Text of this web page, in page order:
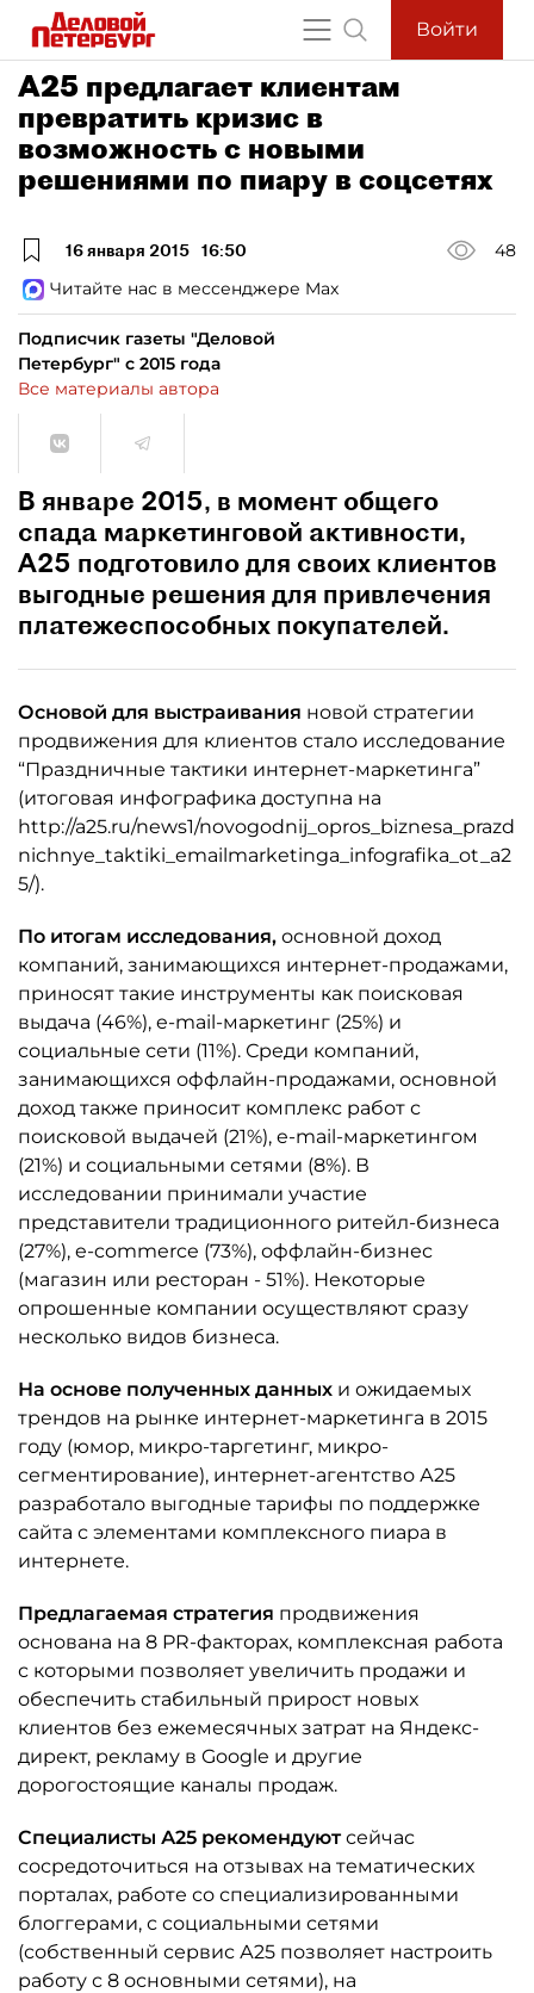
Войти
А25 предлагает клиентам
превратить кризис в
возможность с новыми
решениями по пиару в соцсетях
16 января 2015 16:50
48
Читайте нас в мессенджере Max
Подписчик газеты "Деловой
Петербург" с 2015 года
Все материалы автора
В январе 2015, в момент общего
спада маркетинговой активности,
А25 подготовило для своих клиентов
выгодные решения для привлечения
платежеспособных покупателей.
Основой для выстраивания новой стратегии
продвижения для клиентов стало исследование
“Праздничные тактики интернет-маркетинга”
(итоговая инфографика доступна на
http://a25.ru/news1/novogodnij_opros_biznesa_prazd
nichnye_taktiki_emailmarketinga_infografika_ot_a2
5/).
По итогам исследования, основной доход
компаний, занимающихся интернет-продажами,
приносят такие инструменты как поисковая
выдача (46%), e-mail-маркетинг (25%) и
социальные сети (11%). Среди компаний,
занимающихся оффлайн-продажами, основной
доход также приносит комплекс работ с
поисковой выдачей (21%), e-mail-маркетингом
(21%) и социальными сетями (8%). В
исследовании принимали участие
представители традиционного ритейл-бизнеса
(27%), e-commerce (73%), оффлайн-бизнес
(магазин или ресторан - 51%). Некоторые
опрошенные компании осуществляют сразу
несколько видов бизнеса.
На основе полученных данных и ожидаемых
трендов на рынке интернет-маркетинга в 2015
году (юмор, микро-таргетинг, микро-
сегментирование), интернет-агентство А25
разработало выгодные тарифы по поддержке
сайта с элементами комплексного пиара в
интернете.
Предлагаемая стратегия продвижения
основана на 8 PR-факторах, комплексная работа
с которыми позволяет увеличить продажи и
обеспечить стабильный прирост новых
клиентов без ежемесячных затрат на Яндекс-
директ, рекламу в Google и другие
дорогостоящие каналы продаж.
Специалисты А25 рекомендуютсейчас
сосредоточиться на отзывах на тематических
порталах, работе со специализированными
блоггерами, с социальными сетями
(собственный сервис А25 позволяет настроить
работу с 8 основными сетями), на